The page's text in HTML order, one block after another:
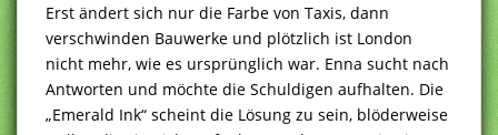
Erst ändert sich nur die Farbe von Taxis, dann
verschwinden Bauwerke und plötzlich ist London
nicht mehr, wie es ursprünglich war. Enna sucht nach
Antworten und möchte die Schuldigen aufhalten. Die
„Emerald Ink“ scheint die Lösung zu sein, blöderweise